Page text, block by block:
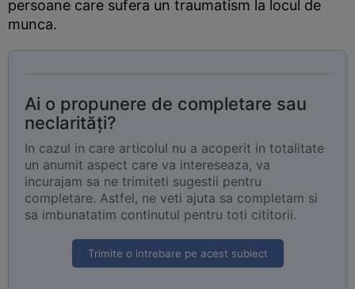
persoane care sufera un traumatism la locul de
munca.
Ai o propunere de completare sau
neclarități?
In cazul in care articolul nu a acoperit in totalitate
un anumit aspect care va intereseaza, va
incurajam sa ne trimiteti sugestii pentru
completare. Astfel, ne veti ajuta sa completam si
sa imbunatatim continutul pentru toti cititorii.
Trimite o intrebare pe acest subiect